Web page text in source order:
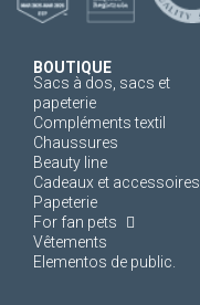
BOUTIQUE
Sacs à dos, sacs et
papeterie
Compléments textil
Chaussures
Beauty line
Cadeaux et accessoires
Papeterie
For fan pets
Vêtements
Elementos de public.